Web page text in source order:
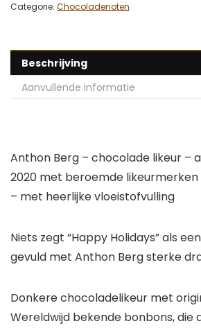
Categorie: Chocoladenoten
Beschrijving
Aanvullende informatie
Anthon Berg – chocolade likeur –
2020 met beroemde likeurmerken
– met heerlijke vloeistofvulling
Niets zegt “Happy Holidays” als
gevuld met Anthon Berg sterke
Donkere chocoladelikeur met
Wereldwijd bekende bonbons, die